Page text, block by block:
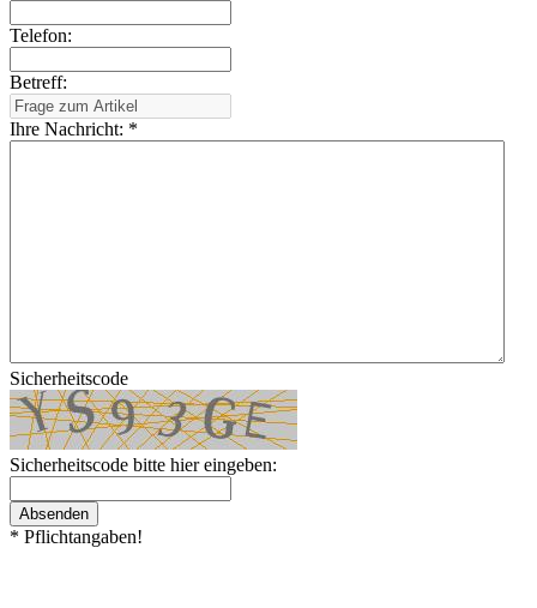
Telefon:
Betreff:
Ihre Nachricht: *
Sicherheitscode
Sicherheitscode bitte hier eingeben:
Absenden
* Pflichtangaben!